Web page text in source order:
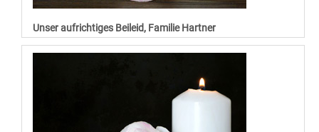
Unser aufrichtiges Beileid, Familie Hartner